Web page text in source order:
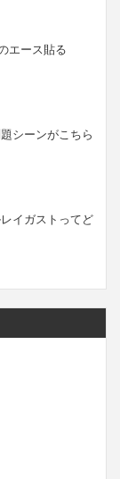
エース貼る
シーンがこちら
イガストってど